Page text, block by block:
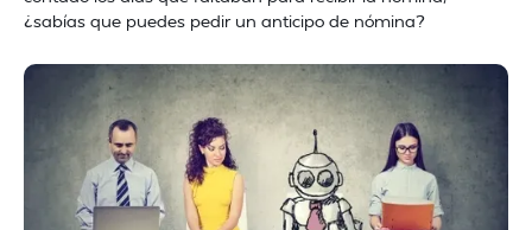
¿sabías que puedes pedir un anticipo de nómina?